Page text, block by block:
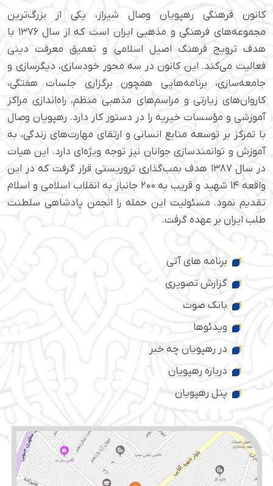
کانون فرهنگی رهپویان وصال شیراز، یکی از بزرگ‌ترین
مجموعه‌های فرهنگی و مذهبی ایران است که از سال ۱۳۷۶ با
هدف ترویج فرهنگ اصیل اسلامی و تعمیق معرفت دینی
فعالیت می‌کند. این کانون در سه محور خودسازی، دیگرسازی و
جامعه‌سازی، برنامه‌هایی همچون برگزاری جلسات هفتگی،
کاروان‌های زیارتی و مراسم‌های مذهبی منظم، راه‌اندازی مراکز
آموزشی و مؤسسات خیریه را در دستور کار دارد. رهپویان وصال
با تمرکز بر توسعه منابع انسانی و ارتقای مهارت‌های زندگی، به
آموزش و توانمندسازی جوانان نیز توجه ویژه‌ای دارد. این هیات
در سال ۱۳۸۷ هدف بمب‌گذاری تروریستی قرار گرفت که در این
واقعه ۱۴ شهید و قریب به ۲۰۰ جانباز به انقلاب اسلامی و اسلام
تقدیم نمود. مسئولیت این حمله را انجمن پادشاهی سلطنت
طلب ایران بر عهده گرفت.
برنامه های آتی
گزارش تصویری
بانک صوت
ویدئوها
در رهپویان چه خبر
درباره رهپویان
پنل رهپویان